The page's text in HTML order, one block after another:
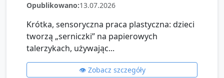
Opublikowano:13.07.2026
Krótka, sensoryczna praca plastyczna: dzieci
tworzą „serniczki” na papierowych
talerzykach, używając...
👁️ Zobacz szczegóły